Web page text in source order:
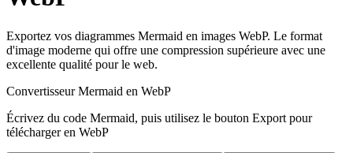
Exportez vos diagrammes Mermaid en images WebP. Le format
d'image moderne qui offre une compression supérieure avec une
excellente qualité pour le web.
Convertisseur Mermaid en WebP
Écrivez du code Mermaid, puis utilisez le bouton Export pour
télécharger en WebP